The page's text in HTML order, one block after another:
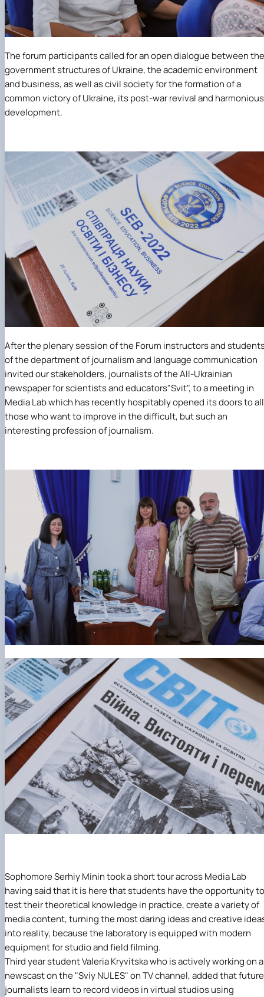
The forum participants called for an open dialogue between the
government structures of Ukraine, the academic environment
and business, as well as civil society for the formation of a
common victory of Ukraine, its post-war revival and harmonious
development.
After the plenary session of the Forum instructors and
of the department of journalism and language communication
invited our stakeholders, journalists of the All-Ukrainian
newspaper for scientists and educators"Svit", to a meeting in
Media Labwhich has recently hospitably opened its doors to all
those who want to improve in the difficult, but such an
interesting profession of journalism.
SophomoreSerhiy Minintook a short touracross Media Lab
having said that it is here that students have the opportunity to
test their theoretical knowledge in practice, create a variety of
media content, turning the most daring ideas and creative
into reality, because the laboratory is equipped with modern
equipment for studio and field filming.
Third year studentValeria Kryvitskawho is actively working on a
newscast on the "Sviy NULES" on TV channel, added that future
journalists learn to record videos in virtual studios using